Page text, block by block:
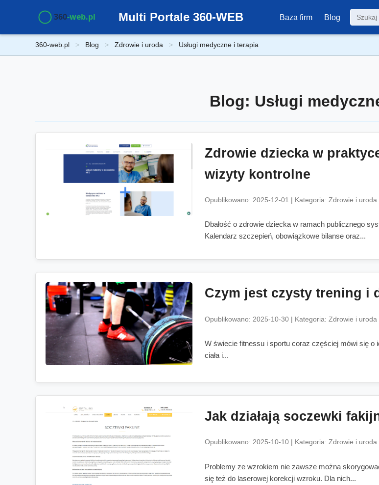
Multi Portale 360-WEB Baza firm Blog
360-web.pl Blog Zdrowie i uroda Usługi medyczne i terapia
Blog: Usługi
Zdrowie dziecka w
wizyty kontrolne
Opublikowano: 2025-12-01 | Kategoria: Zdrowie i uroda
Dbałość o zdrowie dziecka w ramach publicznego
Kalendarz szczepień, obowiązkowe bilanse oraz...
Czym jest czysty trening i
Opublikowano: 2025-10-30 | Kategoria: Zdrowie i uroda
W świecie fitnessu i sportu coraz częściej mówi się o
ciała i...
Jak działają soczewki
Opublikowano: 2025-10-10 | Kategoria: Zdrowie i uroda
Problemy ze wzrokiem nie zawsze można
się też do laserowej korekcji wzroku. Dla nich...